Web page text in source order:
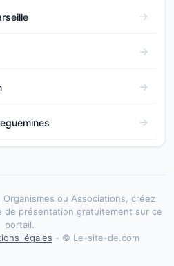
ou Associations, créez
présentation gratuitement sur ce
portail.
légales - © Le-site-de.com